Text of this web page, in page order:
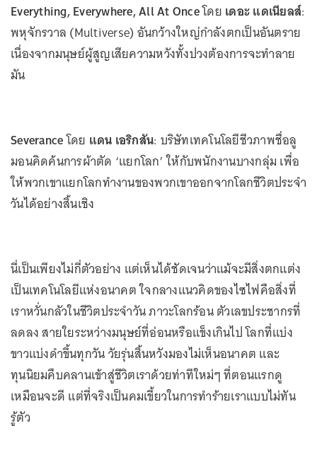
Everything, Everywhere, All At Onceโดย เดอะ แดเนียลส์:
พหุจักรวาล (Multiverse) อันกว้างใหญ่กำลังตกเป็นอันตราย
เนื่องจากมนุษย์ผู้สูญเสียความหวังทั้งปวงต้องการจะทำลาย
มัน
Severanceโดย แดน เอริกสัน: บริษัทเทคโนโลยีชีวภาพชื่อลู
มอนคิดค้นการผ้าตัด ‘แยกโลก’ ให้กับพนักงานบางกลุ่ม เพื่อ
ให้พวกเขาแยกโลกทำงานของพวกเขาออกจากโลกชีวิตประจำ
วันได้อย่างสิ้นเชิง
นี่เป็นเพียงไม่กี่ตัวอย่าง แต่เห็นได้ชัดเจนว่าแม้จะมีสิ่งตกแต่ง
เป็นเทคโนโลยีแห่งอนาคต ใจกลางแนวคิดของไซไฟคือสิ่งที่
เราหวั่นกลัวในชีวิตประจำวัน ภาวะโลกร้อน ตัวเลขประชากรที่
ลดลง สายใยระหว่างมนุษย์ที่อ่อนหรือแข็งเกินไป โลกที่แบ่ง
ขาวแบ่งดำขึ้นทุกวัน วัยรุ่นสิ้นหวังมองไม่เห็นอนาคต และ
ทุนนิยมคืบคลานเข้าสู่ชีวิตเราด้วยท่าทีใหม่ๆ ที่ตอนแรกดู
เหมือนจะดี แต่ที่จริงเป็นคมเขี้ยวในการทำร้ายเราแบบไม่ทัน
รู้ตัว